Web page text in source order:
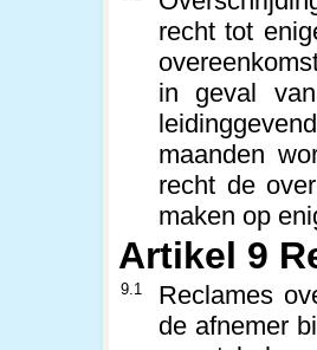
recht tot
in geval
maanden
recht de
maken op
Artikel 9
9.1
Reclames
de afnemer